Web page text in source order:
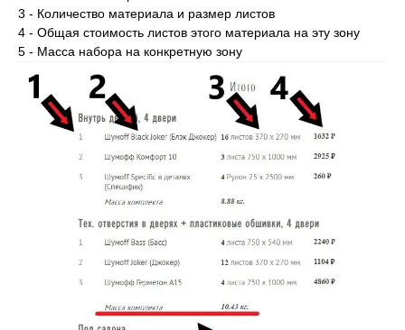
3 - Количество материала и размер листов
4 - Общая стоимость листов этого материала на эту зону
5 - Масса набора на конкретную зону